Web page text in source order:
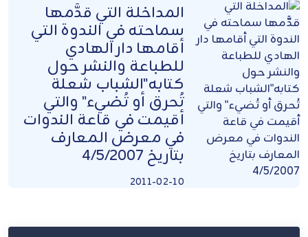
المداخلة التي قدَّمها
سماحته في الندوة التي
أقامها دار الهادي
للطباعة والنشر حول
كتابه"الشباب شعلة
تُحرق أو تُضيء" والتي
أقيمت في قاعة الندوات
في معرض المعارف
بتاريخ 4/5/2007
2011-02-10